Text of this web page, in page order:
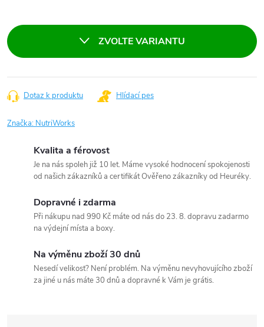
ZVOLTE VARIANTU
Dotaz k produktu Hlídací pes
Značka: NutriWorks
Kvalita a férovost
Je na nás spoleh již 10 let. Máme vysoké hodnocení spokojenosti
od našich zákazníků a certifikát Ověřeno zákazníky od Heuréky.
Dopravné i zdarma
Při nákupu nad 990 Kč máte od nás do 23. 8. dopravu zadarmo
na výdejní místa a boxy.
Na výměnu zboží 30 dnů
Nesedí velikost? Není problém. Na výměnu nevyhovujícího zboží
za jiné u nás máte 30 dnů a dopravné k Vám je grátis.